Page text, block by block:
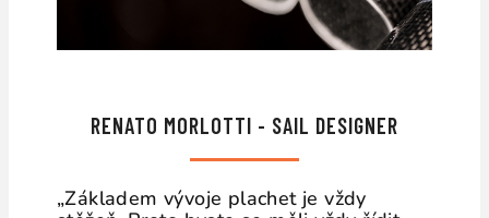
RENATO MORLOTTI - SAIL DESIGNER
„Základem vývoje plachet je vždy